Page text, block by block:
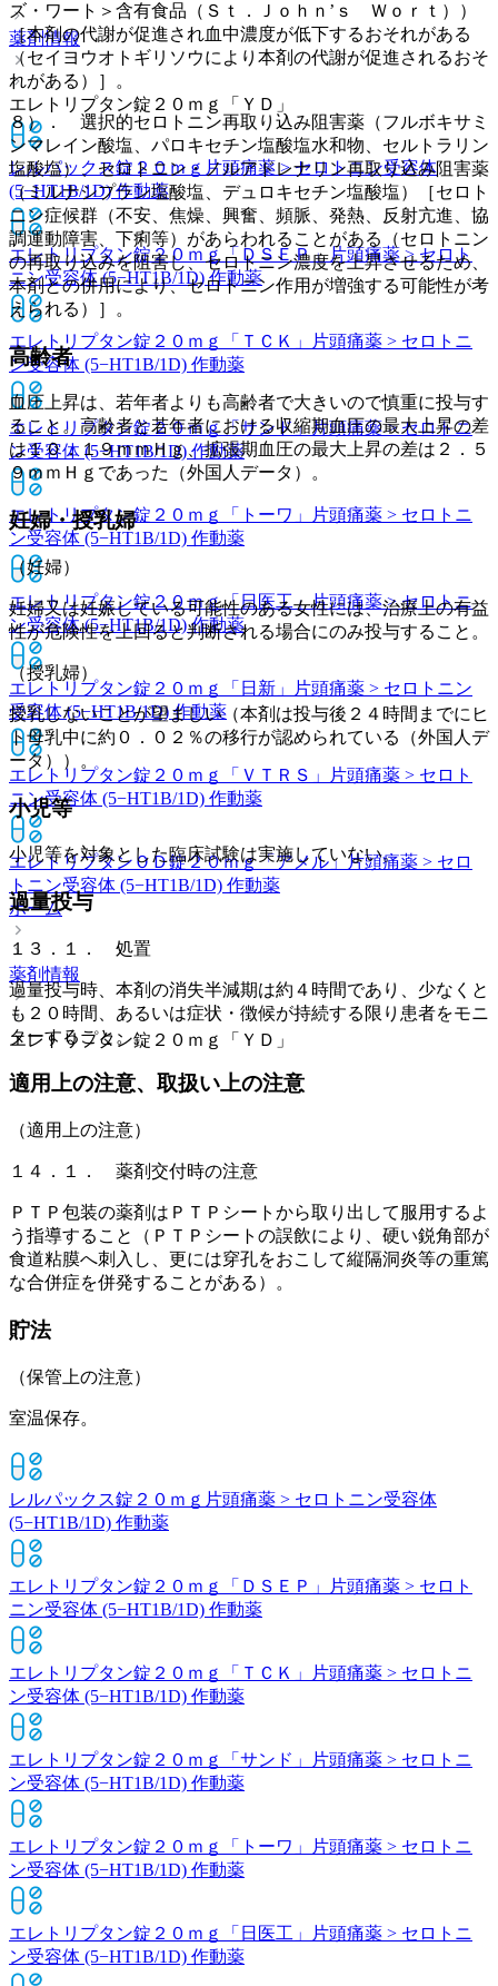
薬剤情報
エレトリプタン錠２０ｍｇ「ＹＤ」
レルパックス錠２０ｍｇ 片頭痛薬 > セロトニン受容体
(5−HT1B/1D) 作動薬
エレトリプタン錠２０ｍｇ「ＤＳＥＰ」片頭痛薬 > セロト
ニン受容体 (5−HT1B/1D) 作動薬
エレトリプタン錠２０ｍｇ「ＴＣＫ」
片頭痛薬 > セロトニ
ン受容体 (5−HT1B/1D) 作動薬
エレトリプタン錠２０ｍｇ「サンド」片頭痛薬 > セロトニ
ン受容体 (5−HT1B/1D) 作動薬
エレトリプタン錠２０ｍｇ「トーワ」
片頭痛薬 > セロトニ
ン受容体 (5−HT1B/1D) 作動薬
エレトリプタン錠２０ｍｇ「日医工」片頭痛薬 > セロトニ
ン受容体 (5−HT1B/1D) 作動薬
エレトリプタン錠２０ｍｇ「日新」
片頭痛薬 > セロトニン
受容体 (5−HT1B/1D) 作動薬
エレトリプタン錠２０ｍｇ「ＶＴＲＳ」
片頭痛薬 > セロト
ニン受容体 (5−HT1B/1D) 作動薬
エレトリプタンＯＤ錠２０ｍｇ「アメル」片頭痛薬 > セロ
トニン受容体 (5−HT1B/1D) 作動薬
ホーム
薬剤情報
エレトリプタン錠２０ｍｇ「ＹＤ」
ズ・ワート＞含有食品（Ｓｔ．Ｊｏｈｎ’ｓ Ｗｏｒｔ））
［本剤の代謝が促進され血中濃度が低下するおそれがある
（セイヨウオトギリソウにより本剤の代謝が促進されるおそ
れがある）］。
８）． 選択的セロトニン再取り込み阻害薬（フルボキサミ
ンマレイン酸塩、パロキセチン塩酸塩水和物、セルトラリン
塩酸塩）、セロトニン・ノルアドレナリン再取り込み阻害薬
（ミルナシプラン塩酸塩、デュロキセチン塩酸塩）［セロト
ニン症候群（不安、焦燥、興奮、頻脈、発熱、反射亢進、協
調運動障害、下痢等）があらわれることがある（セロトニン
の再取り込みを阻害し、セロトニン濃度を上昇させるため、
本剤との併用により、セロトニン作用が増強する可能性が考
えられる）］。
高齢者
血圧上昇は、若年者よりも高齢者で大きいので慎重に投与す
ること。高齢者と若年者における収縮期血圧の最大上昇の差
は１０．１９ｍｍＨｇ、拡張期血圧の最大上昇の差は２．５
９ｍｍＨｇであった（外国人データ）。
妊婦・授乳婦
（妊婦）
妊婦又は妊娠している可能性のある女性には、治療上の有益
性が危険性を上回ると判断される場合にのみ投与すること。
（授乳婦）
授乳しないことが望ましい（本剤は投与後２４時間までにヒ
ト母乳中に約０．０２％の移行が認められている（外国人デ
ータ））。
小児等
小児等を対象とした臨床試験は実施していない。
過量投与
１３．１． 処置
過量投与時、本剤の消失半減期は約４時間であり、少なくと
も２０時間、あるいは症状・徴候が持続する限り患者をモニ
ターすること。
適用上の注意、取扱い上の注意
（適用上の注意）
１４．１． 薬剤交付時の注意
ＰＴＰ包装の薬剤はＰＴＰシートから取り出して服用するよ
う指導すること（ＰＴＰシートの誤飲により、硬い鋭角部が
食道粘膜へ刺入し、更には穿孔をおこして縦隔洞炎等の重篤
な合併症を併発することがある）。
貯法
（保管上の注意）
室温保存。
レルパックス錠２０ｍｇ 片頭痛薬 > セロトニン受容体
(5−HT1B/1D) 作動薬
エレトリプタン錠２０ｍｇ「ＤＳＥＰ」
片頭痛薬 > セロト
ニン受容体 (5−HT1B/1D) 作動薬
エレトリプタン錠２０ｍｇ「ＴＣＫ」
片頭痛薬 > セロトニ
ン受容体 (5−HT1B/1D) 作動薬
エレトリプタン錠２０ｍｇ「サンド」
片頭痛薬 > セロトニ
ン受容体 (5−HT1B/1D) 作動薬
エレトリプタン錠２０ｍｇ「トーワ」
片頭痛薬 > セロトニ
ン受容体 (5−HT1B/1D) 作動薬
エレトリプタン錠２０ｍｇ「日医工」
片頭痛薬 > セロトニ
ン受容体 (5−HT1B/1D) 作動薬